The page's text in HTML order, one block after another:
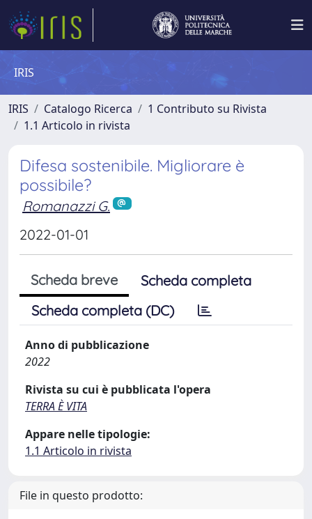
IRIS
IRIS Catalogo Ricerca
1 Contributo su Rivista
1.1 Articolo in rivista
Difesa sostenibile. Migliorare è
possibile?
Romanazzi G.
2022-01-01
Scheda breve
Scheda completa
Scheda completa (DC)
Anno di pubblicazione
2022
Rivista su cui è pubblicata l'opera
TERRA È VITA
Appare nelle tipologie:
1.1 Articolo in rivista
File in questo prodotto: